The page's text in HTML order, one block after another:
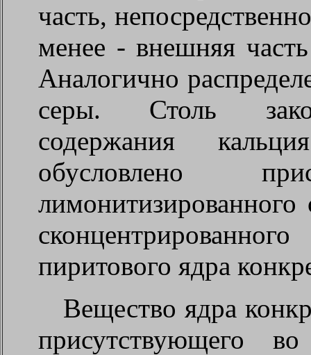
часть,
менее - внешняя
Аналогично
серы. Столь
содержания
обусловлено
лимонитизированного
пиритового ядра
Вещество ядра
присутствующего